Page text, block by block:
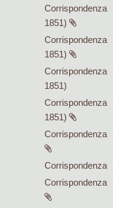
Corrispondenza
1851)
Corrispondenza
1851)
Corrispondenza
1851)
Corrispondenza
1851)
Corrispondenza
Corrispondenza
Corrispondenza